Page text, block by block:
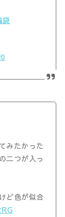
袋
みたかった
二つが入っ
ど色が似合